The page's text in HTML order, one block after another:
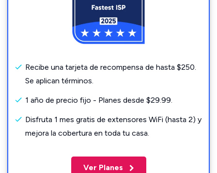
Recibe una tarjeta de recompensa de hasta $250.
Se aplican términos.
1 año de precio fijo - Planes desde $29.99.
Disfruta 1 mes gratis de extensores WiFi (hasta 2) y
mejora la cobertura en toda tu casa.
Ver Planes